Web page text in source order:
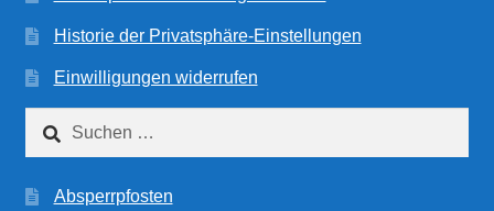
Historie der Privatsphäre-Einstellungen
Einwilligungen widerrufen
nach:
Absperrpfosten